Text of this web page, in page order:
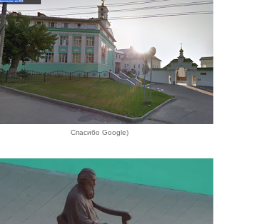
Спасибо Google)